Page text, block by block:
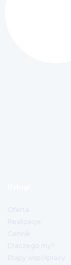
Oferta
Realizacje
Cennik
Dlaczego my?
Etapy współpracy